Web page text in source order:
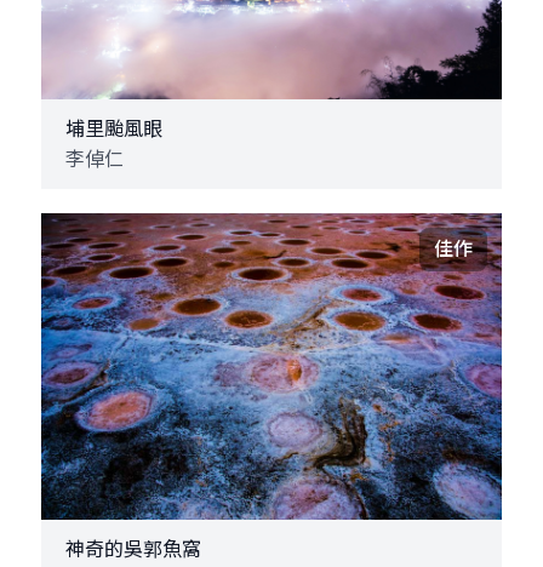
埔里颱風眼
李倬仁
佳作
神奇的吳郭魚窩